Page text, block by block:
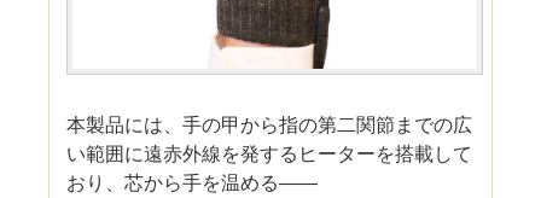
本製品には、手の甲から指の第二関節までの広
い範囲に遠赤外線を発するヒーターを搭載して
おり、芯から手を温める――